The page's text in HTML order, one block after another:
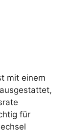
mit einem
für